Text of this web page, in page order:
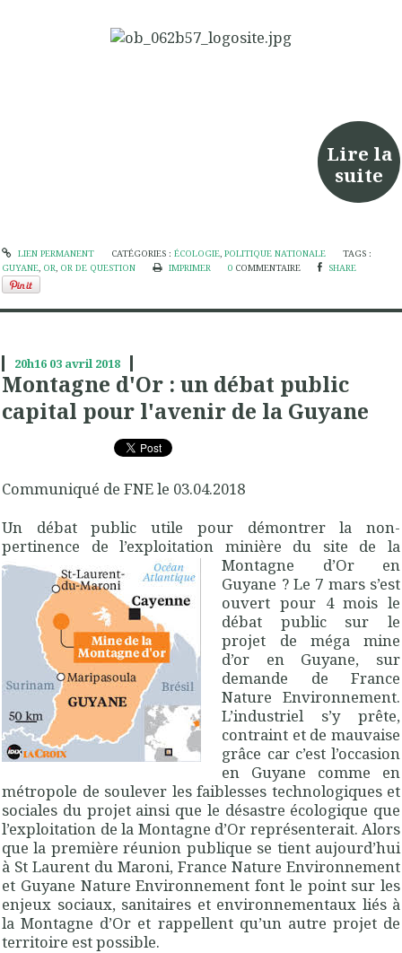
Lire la
suite
LIEN PERMANENT CATÉGORIES : ÉCOLOGIE, POLITIQUE NATIONALE
TAGS :
GUYANE OR OR DE QUESTION IMPRIMER 0 COMMENTAIRE SHARE
20h16 03 avril 2018
Montagne d'Or : un débat public
capital pour l'avenir de la Guyane
Communiqué de FNE le 03.04.2018
Un débat public utile pour démontrer la non-
pertinence de l’exploitation minière du site de la
Montagne d’Or en
Guyane ? Le 7 mars s’est
ouvert pour 4 mois le
débat public sur le
projet de méga mine
d’or en Guyane, sur
demande de France
Nature Environnement.
L’industriel s’y prête,
contraint et de mauvaise
grâce car c’est l’occasion
en Guyane comme en
métropole de soulever les faiblesses technologiques et
sociales du projet ainsi que le désastre écologique que
l’exploitation de la Montagne d’Or représenterait. Alors
que la première réunion publique se tient aujourd’hui
à St Laurent du Maroni, France Nature Environnement
et Guyane Nature Environnement font le point sur les
enjeux sociaux, sanitaires et environnementaux liés à
la Montagne d’Or et rappellent qu’un autre projet de
territoire est possible.